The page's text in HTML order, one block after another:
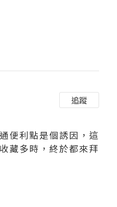
追蹤
便利點是個誘因，這
藏多時，終於都來拜